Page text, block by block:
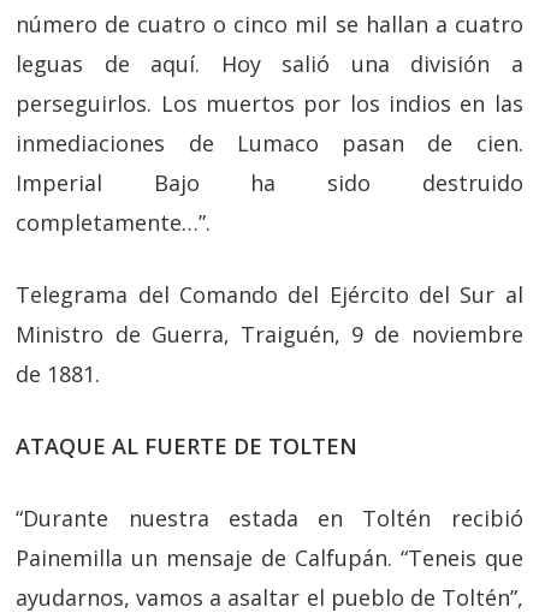
número de cuatro o cinco mil se hallan a cuatro
leguas de aquí. Hoy salió una división a
perseguirlos. Los muertos por los indios en las
inmediaciones de Lumaco pasan de cien.
Imperial Bajo ha sido destruido
completamente…”.
Telegrama del Comando del Ejército del Sur al
Ministro de Guerra, Traiguén, 9 de noviembre
de 1881.
ATAQUE AL FUERTE DE TOLTEN
“Durante nuestra estada en Toltén recibió
Painemilla un mensaje de Calfupán. “Teneis que
ayudarnos, vamos a asaltar el pueblo de Toltén”,